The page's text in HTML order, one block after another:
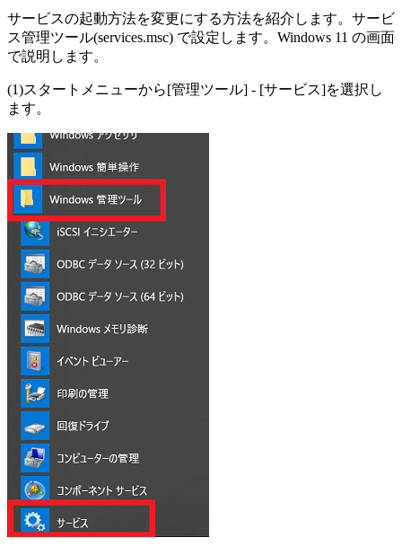
サービスの起動方法を変更にする方法を紹介します。サービ
ス管理ツール(services.msc) で設定します。Windows 11 の画面
で説明します。
(1)スタートメニューから[管理ツール] - [サービス]を選択し
ます。